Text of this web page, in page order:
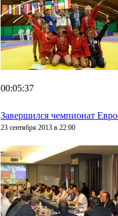
00:05:37
Завершился чемпионат
23 сентября 2013 в 22:00